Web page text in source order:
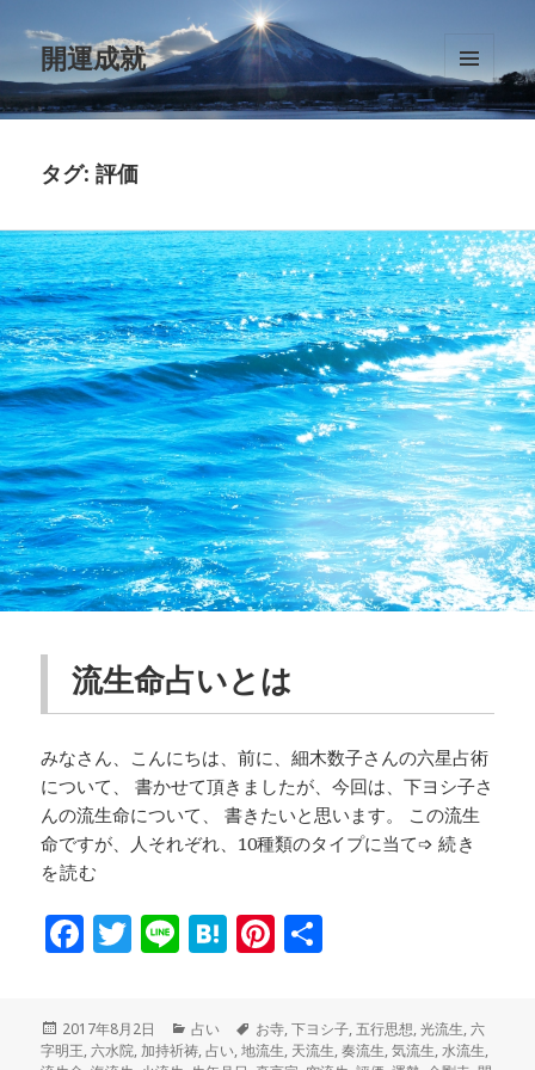
開運成就
メニュ
ーとウ
タグ:評価
流生命占いとは
みなさん、こんにちは、前に、細木数子さんの六星占術
について、 書かせて頂きましたが、今回は、下ヨシ子さ
んの流生命について、 書きたいと思います。 この流生
命ですが、人それぞれ、10種類のタイプに当て➩続き
を読む
F
a
c
e
T
w
it
te
Li
n
e
H
at
n
Pi
n
te
r
投
稿
2017年8月2日
カ
テ
占い
タ
グ
お寺,下ヨシ子,五行思想,光流生,六
字明王,六水院, 加持祈祷,占い,地流生, 天流生,奏流生,気流生,水流生,